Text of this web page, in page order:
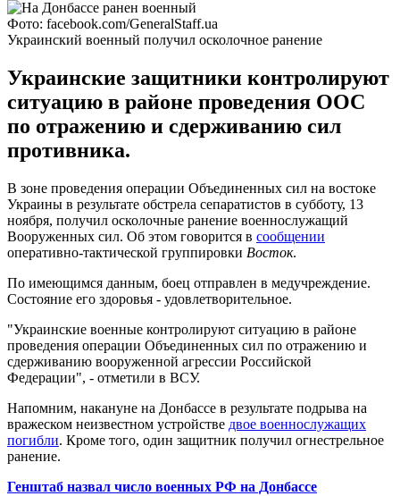
Фото: facebook.com/GeneralStaff.ua
Украинский военный получил осколочное ранение
Украинские защитники контролируют
ситуацию в районе проведения ООС
по отражению и сдерживанию сил
противника.
В зоне проведения операции Объединенных сил на востоке
Украины в результате обстрела сепаратистов в субботу, 13
ноября, получил осколочные ранение военнослужащий
Вооруженных сил. Об этом говорится в сообщении
оперативно-тактической группировки Восток.
По имеющимся данным, боец отправлен в медучреждение.
Состояние его здоровья - удовлетворительное.
"Украинские военные контролируют ситуацию в районе
проведения операции Объединенных сил по отражению и
сдерживанию вооруженной агрессии Российской
Федерации", - отметили в ВСУ.
Напомним, накануне на Донбассе в результате подрыва на
вражеском неизвестном устройстве двое военнослужащих
погибли. Кроме того, один защитник получил огнестрельное
ранение.
Генштаб назвал число военных РФ на Донбассе